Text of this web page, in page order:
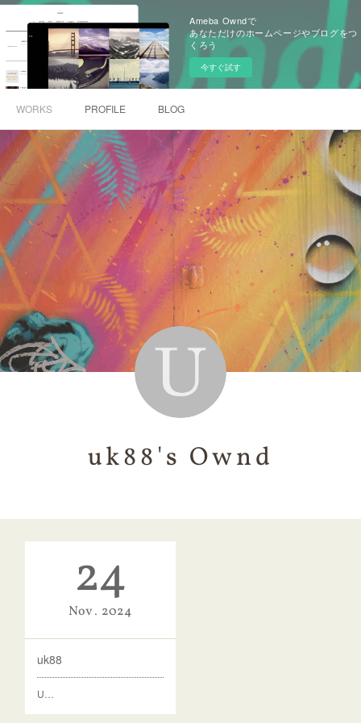
Ameba Owndで
あなただけのホームページやブログをつ
くろう
今すぐ試す
WORKS PROFILE BLOG
uk88's Ownd
24
Nov 2024
uk88
U…